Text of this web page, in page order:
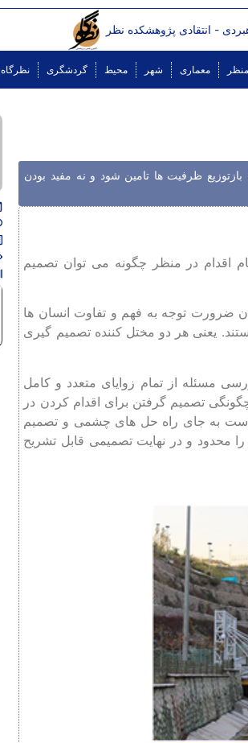
- انتقادی پژوهشکده نظر
منظر معماری شهر محیط گردشگری نظرگاه
ظرفیت ها تامین شود و نه مفید بودن
اقدام در منظر چگونه می‌ توان تصمیم
ضرورت توجه به فهم و تفاوت انسان­ ها
یعنی هر دو مختل کننده تصمیم گیری
مسئله از تمام زوایای متعدد و کامل
تصمیم گرفتن برای اقدام کردن در
است به جای راه حل های چشمی و تصمیم
محدود و در نهایت تصمیمی قابل تشریح